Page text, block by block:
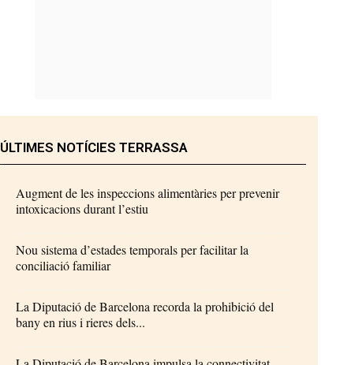
ÚLTIMES NOTÍCIES TERRASSA
Augment de les inspeccions alimentàries per prevenir
intoxicacions durant l’estiu
Nou sistema d’estades temporals per facilitar la
conciliació familiar
La Diputació de Barcelona recorda la prohibició del
bany en rius i rieres dels...